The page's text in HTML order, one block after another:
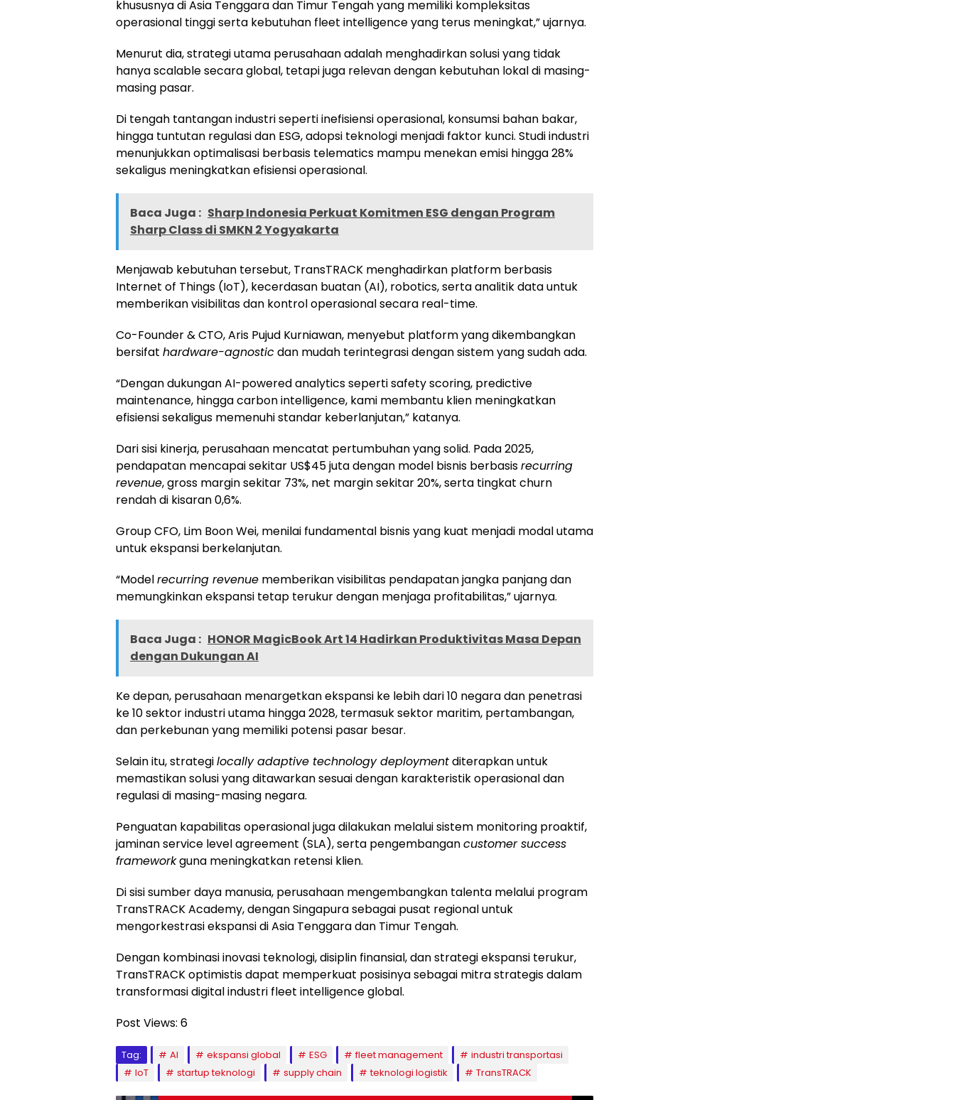
khususnya di Asia Tenggara dan Timur Tengah yang memiliki kompleksitas
operasional tinggi serta kebutuhan fleet intelligence yang terus meningkat,” ujarnya.
Menurut dia, strategi utama perusahaan adalah menghadirkan solusi yang tidak
hanya scalable secara global, tetapi juga relevan dengan kebutuhan lokal di masing-
masing pasar.
Di tengah tantangan industri seperti inefisiensi operasional, konsumsi bahan bakar,
hingga tuntutan regulasi dan ESG, adopsi teknologi menjadi faktor kunci. Studi industri
menunjukkan optimalisasi berbasis telematics mampu menekan emisi hingga 28%
sekaligus meningkatkan efisiensi operasional.
Baca Juga : Sharp Indonesia Perkuat Komitmen ESG dengan Program
Sharp Class di SMKN 2 Yogyakarta
Menjawab kebutuhan tersebut, TransTRACK menghadirkan platform berbasis
Internet of Things (IoT), kecerdasan buatan (AI), robotics, serta analitik data untuk
memberikan visibilitas dan kontrol operasional secara real-time.
Co-Founder & CTO, Aris Pujud Kurniawan, menyebut platform yang dikembangkan
bersifat hardware-agnosticdan mudah terintegrasi dengan sistem yang sudah ada.
“Dengan dukungan AI-powered analytics seperti safety scoring, predictive
maintenance, hingga carbon intelligence, kami membantu klien meningkatkan
efisiensi sekaligus memenuhi standar keberlanjutan,” katanya.
Dari sisi kinerja, perusahaan mencatat pertumbuhan yang solid. Pada 2025,
pendapatan mencapai sekitar US$45 juta dengan model bisnis berbasisrecurring
revenue, gross margin sekitar 73%, net margin sekitar 20%, serta tingkat churn
rendah di kisaran 0,6%.
Group CFO, Lim Boon Wei, menilai fundamental bisnis yang kuat menjadi modal utama
untuk ekspansi berkelanjutan.
“Modelrecurring revenue memberikan visibilitas pendapatan jangka panjang dan
memungkinkan ekspansi tetap terukur dengan menjaga profitabilitas,” ujarnya.
Baca Juga : HONOR MagicBook Art 14 Hadirkan Produktivitas Masa Depan
dengan Dukungan AI
Ke depan, perusahaan menargetkan ekspansi ke lebih dari 10 negara dan penetrasi
ke 10 sektor industri utama hingga 2028, termasuk sektor maritim, pertambangan,
dan perkebunan yang memiliki potensi pasar besar.
Selain itu, strategilocally adaptive technology deploymentditerapkan untuk
memastikan solusi yang ditawarkan sesuai dengan karakteristik operasional dan
regulasi di masing-masing negara.
Penguatan kapabilitas operasional juga dilakukan melalui sistem monitoring proaktif,
jaminan service level agreement (SLA), serta pengembangancustomer success
frameworkguna meningkatkan retensi klien.
Di sisi sumber daya manusia, perusahaan mengembangkan talenta melalui program
TransTRACK Academy, dengan Singapura sebagai pusat regional untuk
mengorkestrasi ekspansi di Asia Tenggara dan Timur Tengah.
Dengan kombinasi inovasi teknologi, disiplin finansial, dan strategi ekspansi terukur,
TransTRACK optimistis dapat memperkuat posisinya sebagai mitra strategis dalam
transformasi digital industri fleet intelligence global.
Post Views: 6
Tag: AI ekspansi global ESG fleet management
industri transportasi
IoT
startup teknologi supply chain teknologi logistik TransTRACK